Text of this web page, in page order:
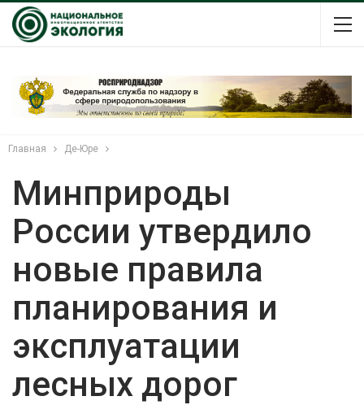
Главная Де-Юре
Минприроды
России утвердило
новые правила
планирования и
эксплуатации
лесных дорог